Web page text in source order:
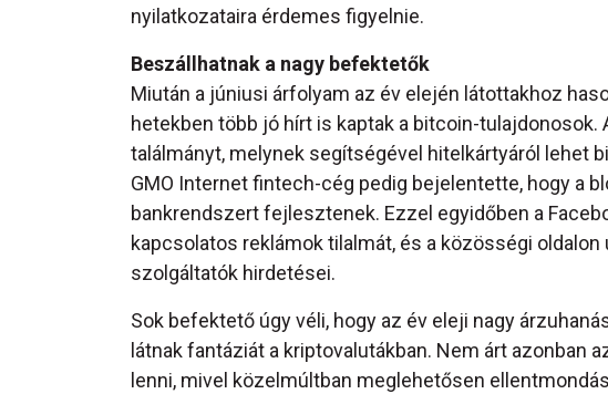
nyilatkozataira érdemes figyelnie.
Beszállhatnak a nagy befektetők
Miután a júniusi árfolyam az év elején látottakhoz
hetekben több jó hírt is kaptak a bitcoin-
találmányt, melynek segítségével hitelkártyáról lehet
GMO Internet fintech-cég pedig bejelentette, hogy a
bankrendszert fejlesztenek. Ezzel egyidőben a
kapcsolatos reklámok tilalmát, és a közösségi
szolgáltatók hirdetései.
Sok befektető úgy véli, hogy az év eleji nagy
látnak fantáziát a kriptovalutákban. Nem árt azonban
lenni, mivel közelmúltban meglehetősen